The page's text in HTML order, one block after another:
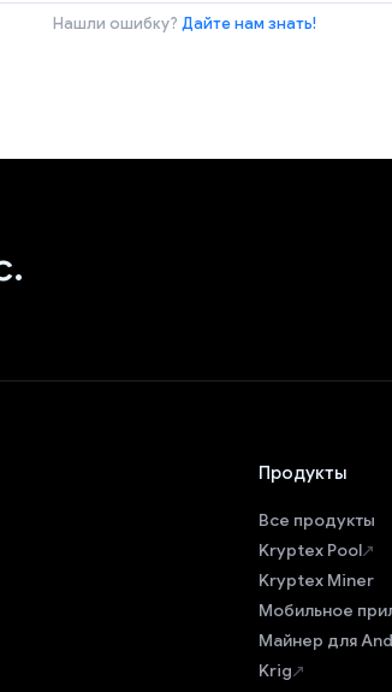
Нашли ошибку? Дайте нам знать!
Продукты
Все продукты
Kryptex Pool
Kryptex Miner
Мобильное
Майнер для
Krig